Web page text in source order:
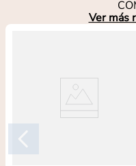
Ver más